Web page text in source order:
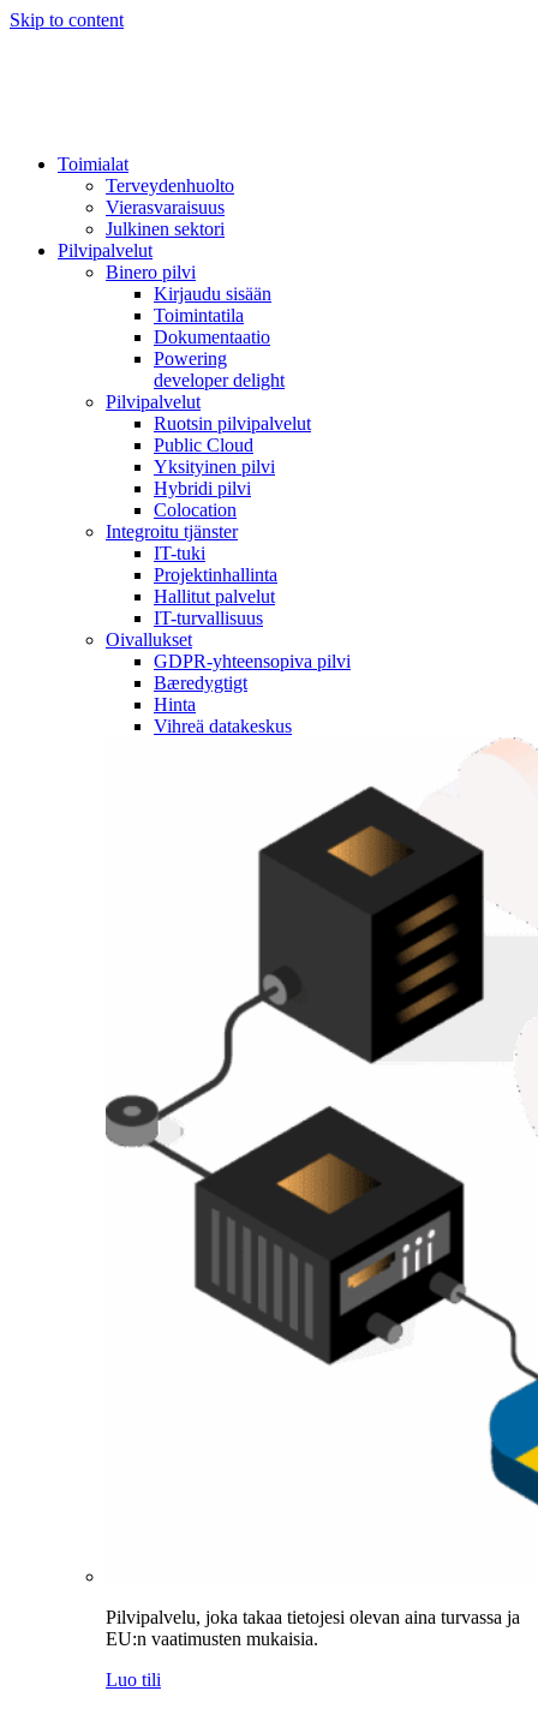
Skip to content
Toimialat
Terveydenhuolto
Vierasvaraisuus
Julkinen sektori
Pilvipalvelut
Binero pilvi
Kirjaudu sisään
Toimintatila
Dokumentaatio
Powering
developer delight
Pilvipalvelut
Ruotsin pilvipalvelut
Public Cloud
Yksityinen pilvi
Hybridi pilvi
Colocation
Integroitu tjänster
IT-tuki
Projektinhallinta
Hallitut palvelut
IT-turvallisuus
Oivallukset
GDPR-yhteensopiva pilvi
Bæredygtigt
Hinta
Vihreä datakeskus
Pilvipalvelu, joka takaa tietojesi olevan aina turvassa ja
EU:n vaatimusten mukaisia.
Luo tili